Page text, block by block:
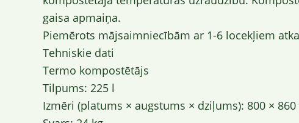
gaisa apmaiņa.
Piemērots mājsaimniecībām ar 1-6 locekļiem
Tehniskie dati
Termo kompostētājs
Tilpums: 225 l
Izmēri (platums × augstums × dziļums): 800 ×